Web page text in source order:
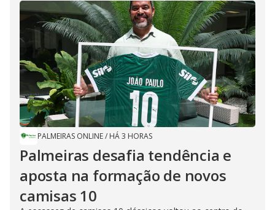
PALMEIRAS ONLINE/ HÁ 3 HORAS
Palmeiras desafia tendência e
aposta na formação de novos
camisas 10